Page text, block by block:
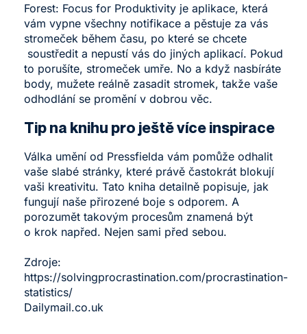
Forest: Focus for Produktivity je aplikace, která
vám vypne všechny notifikace a pěstuje za vás
stromeček během času, po které se chcete
soustředit a nepustí vás do jiných aplikací. Pokud
to porušíte, stromeček umře. No a když nasbíráte
body, mužete reálně zasadit stromek, takže vaše
odhodlání se promění v dobrou věc.
Tip na knihu pro ještě více inspirace
Válka umění od Pressfielda vám pomůže odhalit
vaše slabé stránky, které právě častokrát blokují
vaši kreativitu. Tato kniha detailně popisuje, jak
fungují naše přirozené boje s odporem. A
porozumět takovým procesům znamená být
o krok napřed. Nejen sami před sebou.
Zdroje:
https://solvingprocrastination.com/procrastination-
statistics/
Dailymail.co.uk